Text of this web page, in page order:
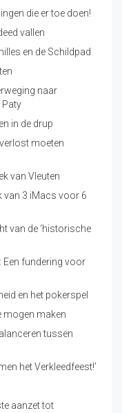
die er toe doen!
vallen
en de Schildpad
naar
Paty
in de drup
moeten
van Vleuten
van 3 iMacs voor 6
van de ‘historische
fundering voor
en het pokerspel
mogen maken
tussen
het Verkleedfeest!’
aanzet tot